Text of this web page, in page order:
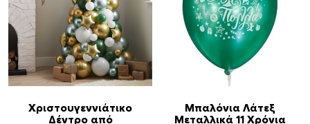
Χριστουγεννιάτικο
Δέντρο από
Μπαλόνια Λάτεξ
Μεταλλικά 11 Χρόνια